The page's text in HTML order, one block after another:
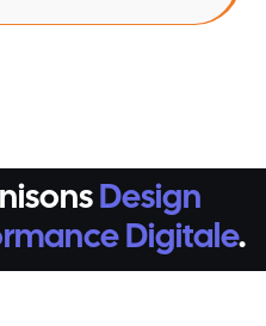
Design
Digitale.